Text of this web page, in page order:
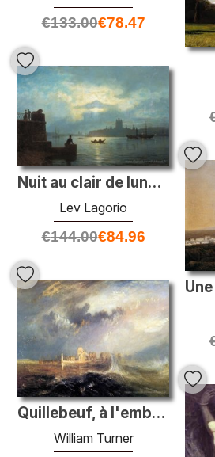
€133.00€78.47
Nuit au clair de lune à Neva
Lev Lagorio
€144.00€84.96
Quillebeuf, à l'embouchure de Seine
William Turner